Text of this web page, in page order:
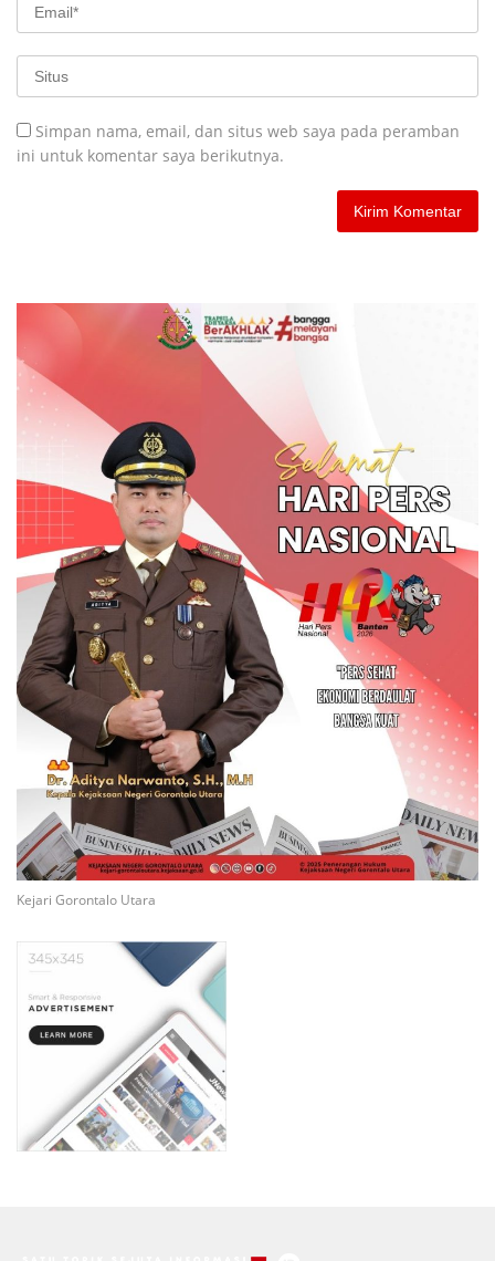
Simpan nama, email, dan situs web saya pada peramban
ini untuk komentar saya berikutnya.
Kejari Gorontalo Utara